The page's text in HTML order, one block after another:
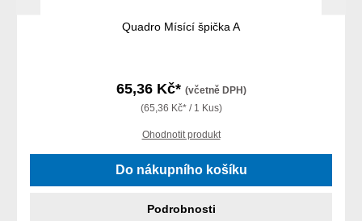
Quadro Mísící špička A
65,36 Kč* (včetně DPH)
(65,36 Kč* / 1 Kus)
Ohodnotit produkt
Do nákupního košíku
Podrobnosti